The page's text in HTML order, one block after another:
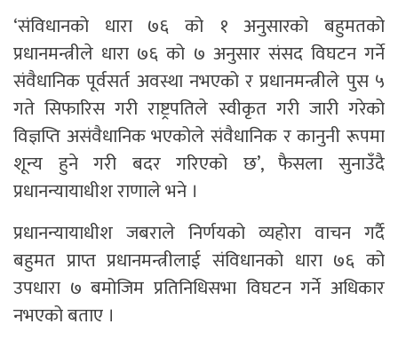
‘संविधानको धारा ७६ को १ अनुसारको बहुमतको
प्रधानमन्त्रीले धारा ७६ को ७ अनुसार संसद विघटन गर्ने
संवैधानिक पूर्वसर्त अवस्था नभएको र प्रधानमन्त्रीले पुस ५
गते सिफारिस गरी राष्ट्रपतिले स्वीकृत गरी जारी गरेको
विज्ञप्ति असंवैधानिक भएकोले संवैधानिक र कानुनी रूपमा
शून्य हुने गरी बदर गरिएको छ’, फैसला सुनाउँदै
प्रधानन्यायाधीश राणाले भने ।
प्रधानन्यायाधीश जबराले निर्णयको व्यहोरा वाचन गर्दै
बहुमत प्राप्त प्रधानमन्त्रीलाई संविधानको धारा ७६ को
उपधारा ७ बमोजिम प्रतिनिधिसभा विघटन गर्ने अधिकार
नभएको बताए ।